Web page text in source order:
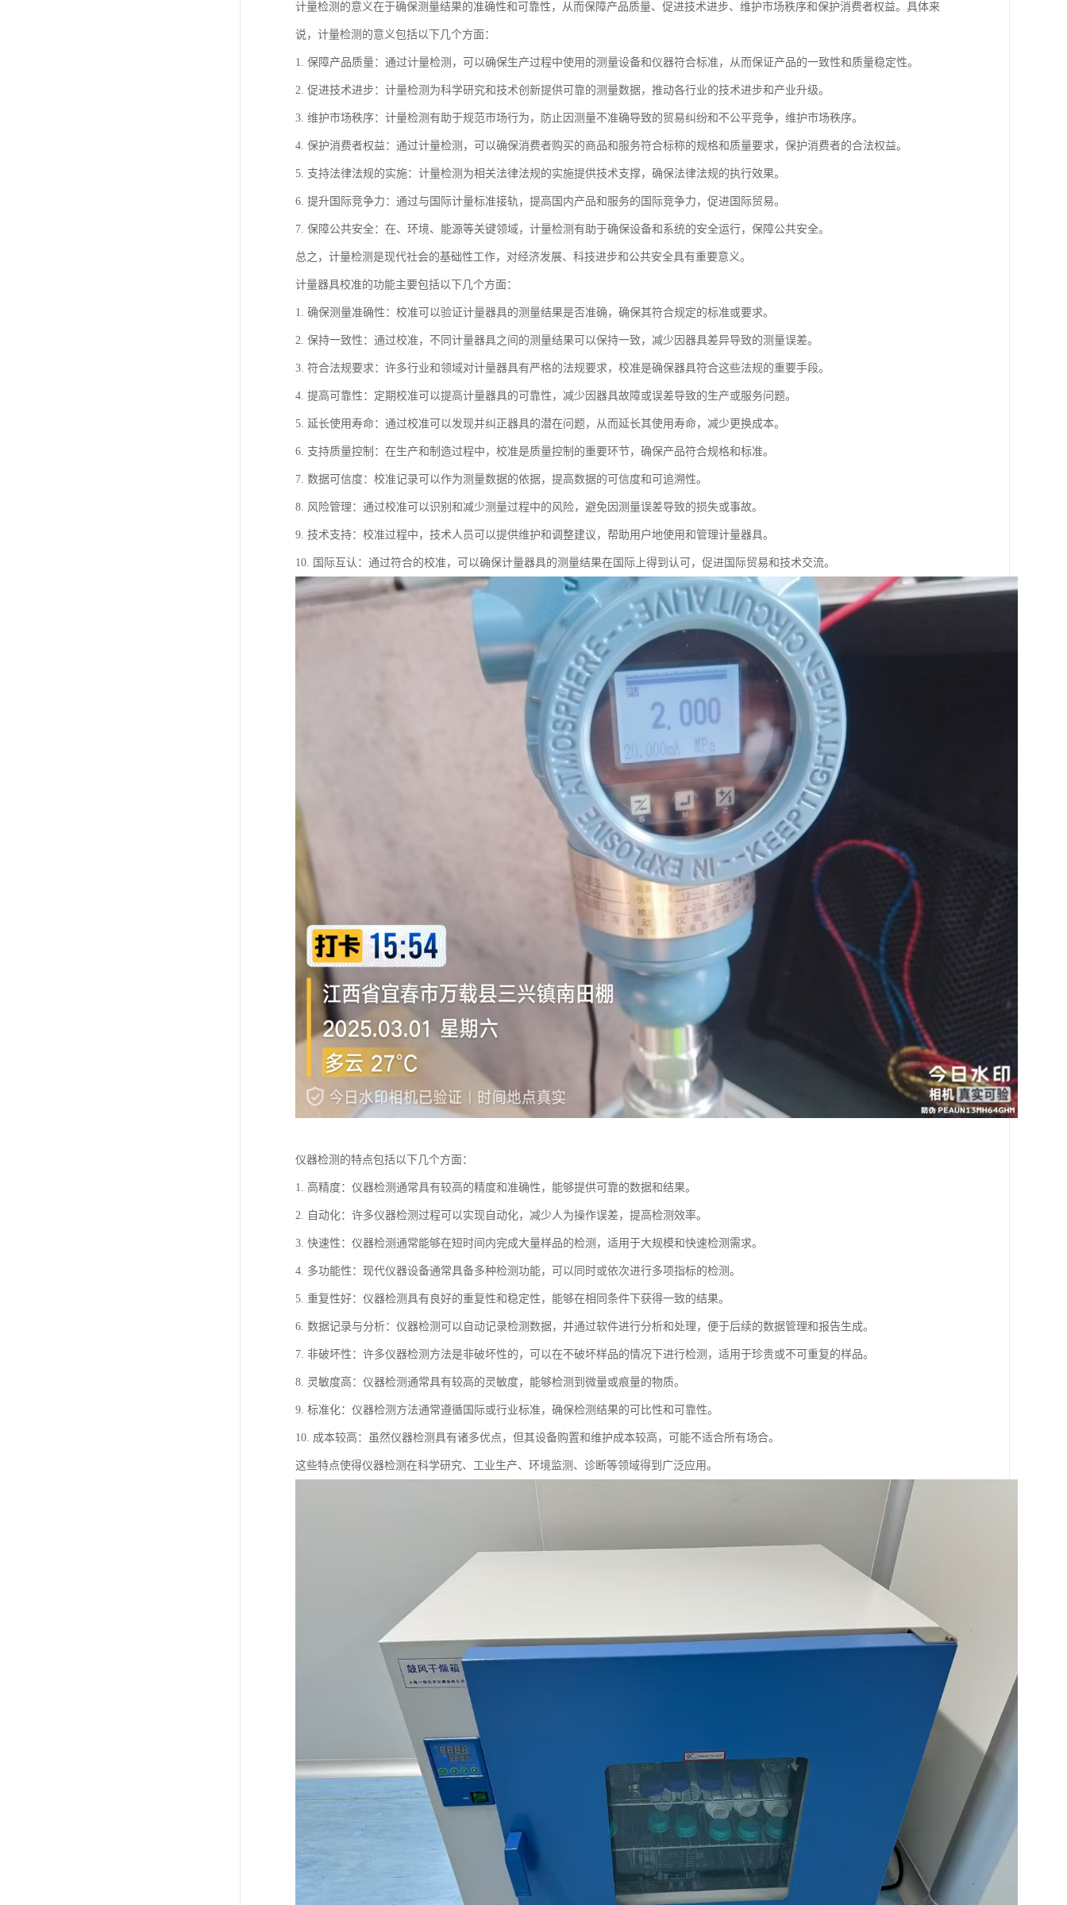
计量检测的意义在于确保测量结果的准确性和可靠性，从而保障产品质量、促进技术进步、维护市场秩序和保护消费者权益。具体来
说，计量检测的意义包括以下几个方面：
1. 保障产品质量：通过计量检测，可以确保生产过程中使用的测量设备和仪器符合标准，从而保证产品的一致性和质量稳定性。
2. 促进技术进步：计量检测为科学研究和技术创新提供可靠的测量数据，推动各行业的技术进步和产业升级。
3. 维护市场秩序：计量检测有助于规范市场行为，防止因测量不准确导致的贸易纠纷和不公平竞争，维护市场秩序。
4. 保护消费者权益：通过计量检测，可以确保消费者购买的商品和服务符合标称的规格和质量要求，保护消费者的合法权益。
5. 支持法律法规的实施：计量检测为相关法律法规的实施提供技术支撑，确保法律法规的执行效果。
6. 提升国际竞争力：通过与国际计量标准接轨，提高国内产品和服务的国际竞争力，促进国际贸易。
7. 保障公共安全：在、环境、能源等关键领域，计量检测有助于确保设备和系统的安全运行，保障公共安全。
总之，计量检测是现代社会的基础性工作，对经济发展、科技进步和公共安全具有重要意义。
计量器具校准的功能主要包括以下几个方面：
1. 确保测量准确性：校准可以验证计量器具的测量结果是否准确，确保其符合规定的标准或要求。
2. 保持一致性：通过校准，不同计量器具之间的测量结果可以保持一致，减少因器具差异导致的测量误差。
3. 符合法规要求：许多行业和领域对计量器具有严格的法规要求，校准是确保器具符合这些法规的重要手段。
4. 提高可靠性：定期校准可以提高计量器具的可靠性，减少因器具故障或误差导致的生产或服务问题。
5. 延长使用寿命：通过校准可以发现并纠正器具的潜在问题，从而延长其使用寿命，减少更换成本。
6. 支持质量控制：在生产和制造过程中，校准是质量控制的重要环节，确保产品符合规格和标准。
7. 数据可信度：校准记录可以作为测量数据的依据，提高数据的可信度和可追溯性。
8. 风险管理：通过校准可以识别和减少测量过程中的风险，避免因测量误差导致的损失或事故。
9. 技术支持：校准过程中，技术人员可以提供维护和调整建议，帮助用户地使用和管理计量器具。
10. 国际互认：通过符合的校准，可以确保计量器具的测量结果在国际上得到认可，促进国际贸易和技术交流。
仪器检测的特点包括以下几个方面：
1. 高精度：仪器检测通常具有较高的精度和准确性，能够提供可靠的数据和结果。
2. 自动化：许多仪器检测过程可以实现自动化，减少人为操作误差，提高检测效率。
3. 快速性：仪器检测通常能够在短时间内完成大量样品的检测，适用于大规模和快速检测需求。
4. 多功能性：现代仪器设备通常具备多种检测功能，可以同时或依次进行多项指标的检测。
5. 重复性好：仪器检测具有良好的重复性和稳定性，能够在相同条件下获得一致的结果。
6. 数据记录与分析：仪器检测可以自动记录检测数据，并通过软件进行分析和处理，便于后续的数据管理和报告生成。
7. 非破坏性：许多仪器检测方法是非破坏性的，可以在不破坏样品的情况下进行检测，适用于珍贵或不可重复的样品。
8. 灵敏度高：仪器检测通常具有较高的灵敏度，能够检测到微量或痕量的物质。
9. 标准化：仪器检测方法通常遵循国际或行业标准，确保检测结果的可比性和可靠性。
10. 成本较高：虽然仪器检测具有诸多优点，但其设备购置和维护成本较高，可能不适合所有场合。
这些特点使得仪器检测在科学研究、工业生产、环境监测、诊断等领域得到广泛应用。